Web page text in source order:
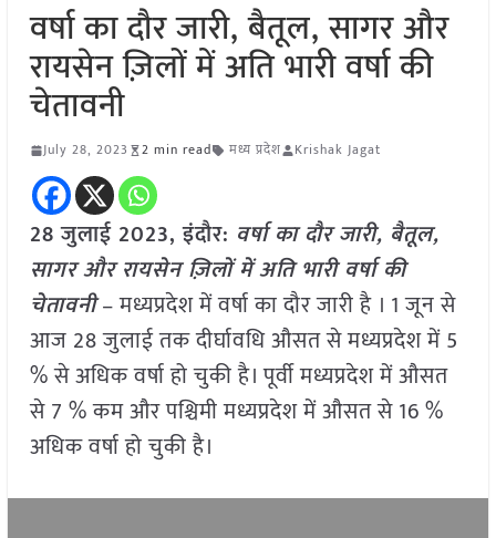
वर्षा का दौर जारी, बैतूल, सागर और
रायसेन ज़िलों में अति भारी वर्षा की
चेतावनी
July 28, 2023 2 min read मध्य प्रदेश Krishak Jagat
28 जुलाई 2023, इंदौर: वर्षा का दौर जारी, बैतूल,
सागर और रायसेन ज़िलों में अति भारी वर्षा की
चेतावनी– मध्यप्रदेश में वर्षा का दौर जारी है । 1 जून से
आज 28 जुलाई तक दीर्घावधि औसत से मध्यप्रदेश में 5
% से अधिक वर्षा हो चुकी है। पूर्वी मध्यप्रदेश में औसत
से 7 % कम और पश्चिमी मध्यप्रदेश में औसत से 16 %
अधिक वर्षा हो चुकी है।